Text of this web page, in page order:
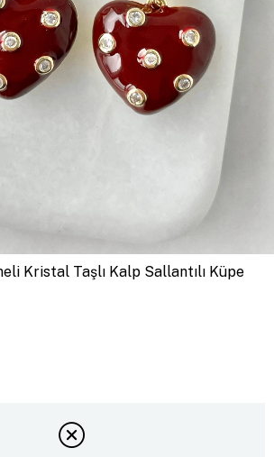
Kristal Taşlı Kalp Sallantılı Küpe